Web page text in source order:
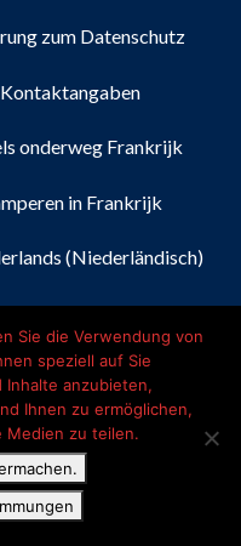
zum Datenschutz
Kontaktangaben
onderweg Frankrijk
in Frankrijk
(Niederländisch)
(Französisch)
Deutsch
English Englisch
Sie die Verwendung von
speziell auf Sie
anzubieten,
Ihnen zu ermöglichen,
Medien zu teilen.